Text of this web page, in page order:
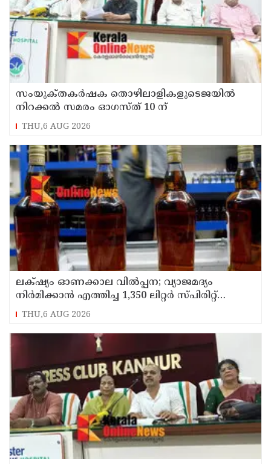
സംയുക്‌തകർഷക തൊഴിലാളികളുടെജയിൽ
നിറക്കൽ സമരം ഓഗസ്ത് 10 ന്
THU,6 AUG 2026
ലക്‌ഷ്യം ഓണക്കാല വിൽപ്പന; വ്യാജമദ്യം
നിർമിക്കാൻ എത്തിച്ച 1,350 ലിറ്റർ സ്പിരിറ്റ്
പിടികൂടി; രണ്ട് പേർ അറസ്റ്റിൽ
THU,6 AUG 2026